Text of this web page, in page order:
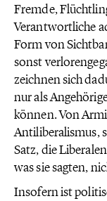
Fremde,
Verantwortliche
Form von
sonst
zeichnen sich
nur als
können. Von
Antiliberalismus,
Satz, die
was sie sagten,
Insofern ist